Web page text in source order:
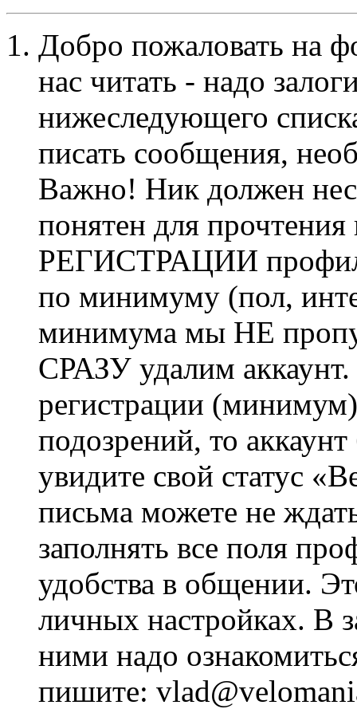
Добро пожаловать на
нас читать - надо
нижеследующего
писать сообщения,
Важно! Ник должен
понятен для
РЕГИСТРАЦИИ профиль
по минимуму (пол,
минимума мы НЕ
СРАЗУ удалим
регистрации
подозрений, то
увидите свой статус
письма можете не
заполнять все поля
удобства в общении.
личных настройках. В
ними надо
пишите: